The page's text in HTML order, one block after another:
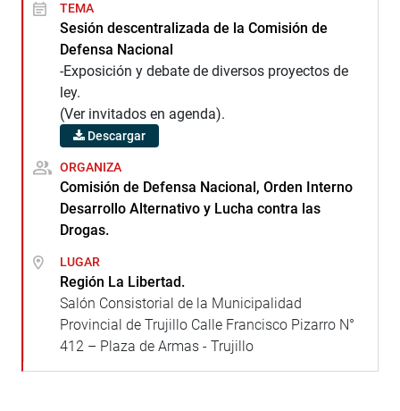
TEMA
Sesión descentralizada de la Comisión de
Defensa Nacional
-Exposición y debate de diversos proyectos de
ley.
(Ver invitados en agenda).
Descargar
ORGANIZA
Comisión de Defensa Nacional, Orden Interno
Desarrollo Alternativo y Lucha contra las
Drogas.
LUGAR
Región La Libertad.
Salón Consistorial de la Municipalidad
Provincial de Trujillo Calle Francisco Pizarro N°
412 – Plaza de Armas - Trujillo